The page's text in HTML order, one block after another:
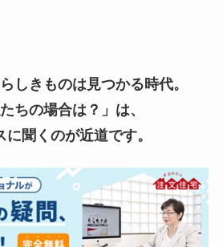
しきものは見つかる時代。
ちの場合は？」は、
に聞くのが近道です。